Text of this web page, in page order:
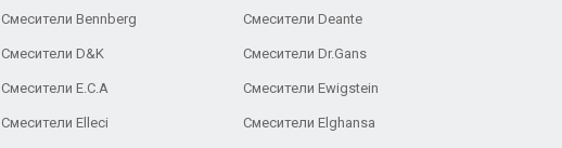
Смесители Bennberg Смесители Deante
Смесители D&K Смесители Dr.Gans
Смесители E.C.A Cмесители Ewigstein
Смесители Elleci Смесители Elghansa